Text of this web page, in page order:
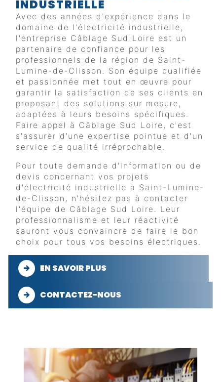
INDUSTRIELLE
Avec des années d'expérience dans le
domaine de l'électricité industrielle,
l'entreprise Câblage Sud Loire est un
partenaire de confiance pour les
professionnels de la région de Saint-
Lumine-de-Clisson. Son équipe qualifiée
et passionnée met tout en œuvre pour
garantir la satisfaction de ses clients en
proposant des solutions sur mesure,
adaptées à leurs besoins spécifiques.
Faire appel à Câblage Sud Loire, c'est
s'assurer d'une expertise pointue et d'un
service de qualité irréprochable.
Pour toute demande d'information ou de
devis concernant vos projets
d'électricité industrielle à Saint-Lumine-
de-Clisson, n'hésitez pas à contacter
l'équipe de Câblage Sud Loire. Leur
professionnalisme et leur réactivité
sauront vous convaincre de faire le bon
choix pour tous vos besoins électriques.
EN SAVOIR PLUS
CONTACTEZ-NOUS